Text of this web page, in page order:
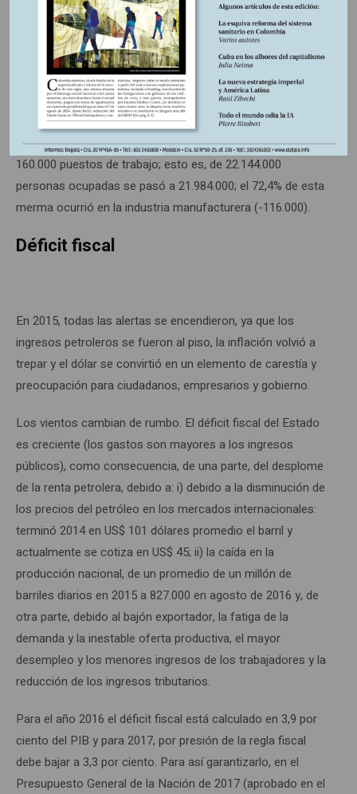
respecto al mismo mes del año anterior (8,8%). Para el
mes de julio de 2016, la tasa de ocupación (relación
porcentual entre la población ocupada y el número de
personas que integran la población en edad de trabajar) fue
57,3 por ciento, disminuyendo 1,1 puntos porcentuales
respecto al mismo mes del año anterior (58,4%). Producto
de esta situación, entre junio y julio de 2016, se perdieron
160.000 puestos de trabajo; esto es, de 22.144.000
personas ocupadas se pasó a 21.984.000; el 72,4% de esta
merma ocurrió en la industria manufacturera (-116.000).
Déficit fiscal
En 2015, todas las alertas se encendieron, ya que los
ingresos petroleros se fueron al piso, la inflación volvió a
trepar y el dólar se convirtió en un elemento de carestía y
preocupación para ciudadanos, empresarios y gobierno.
Los vientos cambian de rumbo. El déficit fiscal del Estado
es creciente (los gastos son mayores a los ingresos
públicos), como consecuencia, de una parte, del desplome
de la renta petrolera, debido a: i) debido a la disminución de
los precios del petróleo en los mercados internacionales:
terminó 2014 en US$ 101 dólares promedio el barril y
actualmente se cotiza en US$ 45; ii) la caída en la
producción nacional, de un promedio de un millón de
barriles diarios en 2015 a 827.000 en agosto de 2016 y, de
otra parte, debido al bajón exportador, la fatiga de la
demanda y la inestable oferta productiva, el mayor
desempleo y los menores ingresos de los trabajadores y la
reducción de los ingresos tributarios.
Para el año 2016 el déficit fiscal está calculado en 3,9 por
ciento del PIB y para 2017, por presión de la regla fiscal
debe bajar a 3,3 por ciento. Para así garantizarlo, en el
Presupuesto General de la Nación de 2017 (aprobado en el